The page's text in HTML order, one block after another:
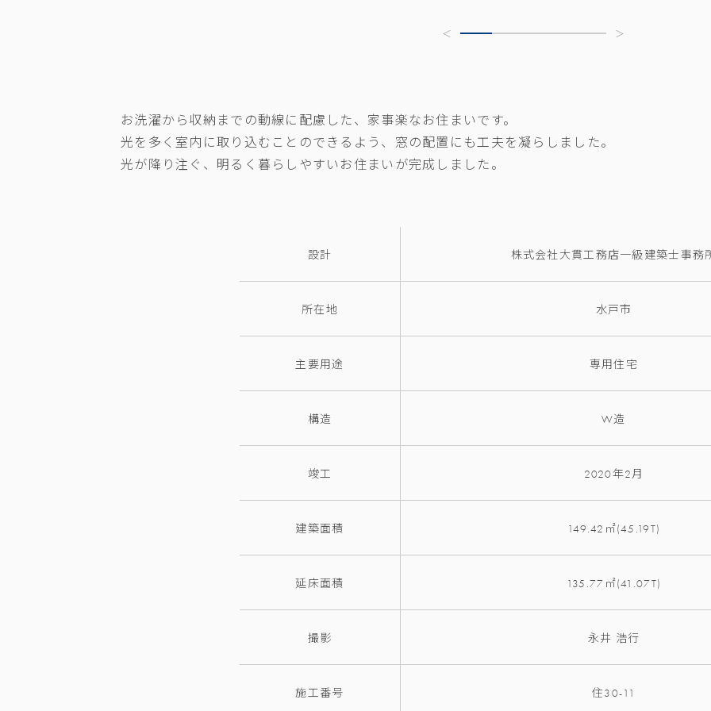
お洗濯から収納までの動線に配慮した、家事楽なお住まいです。
光を多く室内に取り込むことのできるよう、窓の配置にも工夫を凝らしました。
光が降り注ぐ、明るく暮らしやすいお住まいが完成しました。
設計 株式会社大貫工務店一級建築士事務
所在地 水戸市
主要用途 専用住宅
構造 W造
竣工 2020年2月
建築面積 149.42㎡(45.19T)
延床面積 135.77㎡(41.07T)
撮影 永井 浩行
施工番号 住30-11